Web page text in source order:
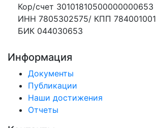
Кор/счет 30101810500000000653
ИНН 7805302575/ КПП 784001001
БИК 044030653
Информация
Документы
Публикации
Наши достижения
Отчеты